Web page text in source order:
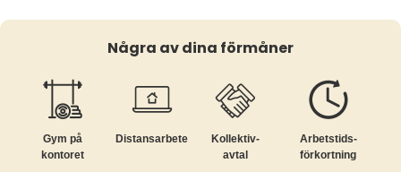
Några av dina förmåner
Gym på
kontoret
Distansarbete
Kollektiv­
avtal
Arbetstids­
förkortning